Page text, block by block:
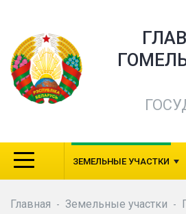
ЗЕМЕЛЬНЫЕ УЧАСТКИ
Главная - Земельные участки -